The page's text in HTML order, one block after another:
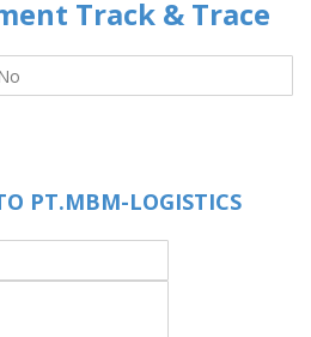
Track & Trace
PT.MBM-LOGISTICS